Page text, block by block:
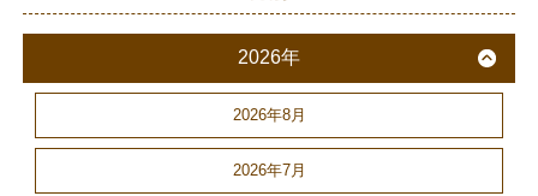
2026年
2026年8月
2026年7月